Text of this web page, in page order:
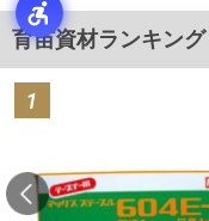
育苗資材ランキング